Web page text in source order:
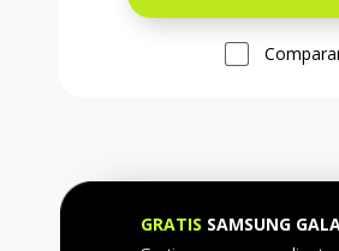
GRATIS SAMSUNG